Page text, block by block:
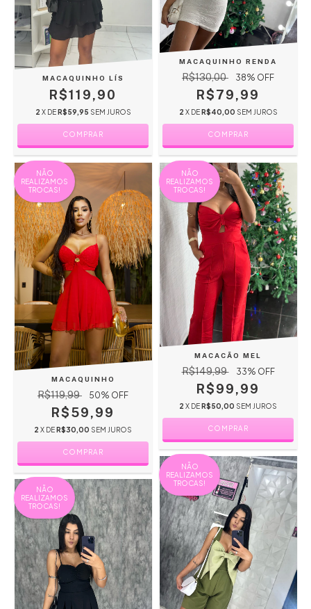
MACAQUINHO LÍS
R$119,90
2 X DE R$59,95 SEM JUROS
COMPRAR
MACAQUINHO RENDA
R$130,00 38% OFF
R$79,99
2 X DE R$40,00 SEM JUROS
COMPRAR
NÃO
REALIZAMOS
TROCAS!
MACAQUINHO
R$119,99 50% OFF
R$59,99
2 X DER$30,00 SEM JUROS
COMPRAR
NÃO
REALIZAMOS
TROCAS!
MACACÃO MEL
R$149,99 33% OFF
R$99,99
2 X DE R$50,00 SEM JUROS
COMPRAR
NÃO
REALIZAMOS
TROCAS!
NÃO
REALIZAMOS
TROCAS!